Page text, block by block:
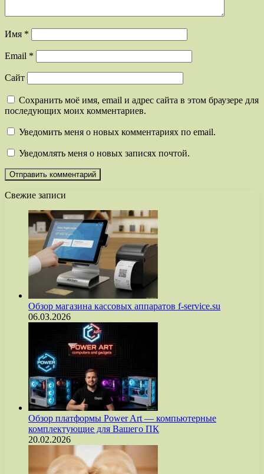
Имя *
Email *
Сайт
Сохранить моё имя, email и адрес сайта в этом браузере для
последующих моих комментариев.
Уведомить меня о новых комментариях по email.
Уведомлять меня о новых записях почтой.
Свежие записи
Обзор магазина кассовых аппаратов f-service.su
06.03.2026
Обзор платформы Power Art — компьютерные
комплектующие для Вашего ПК
20.02.2026